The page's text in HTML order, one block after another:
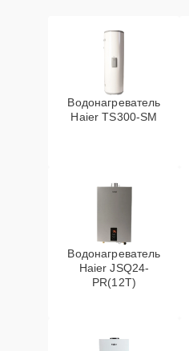
Водонагреватель
Haier TS300-SM
Водонагреватель
Haier JSQ24-
PR(12T)